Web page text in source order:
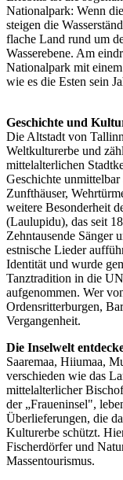
Nationalpark: Wenn
steigen die
flache Land rund um
Wasserebene. Am
Nationalpark mit
wie es die Esten sein
Geschichte und
Die Altstadt von
Weltkulturerbe und
mittelalterlichen
Geschichte
Zunfthäuser,
weitere Besonderheit
(Laulupidu), das seit
Zehntausende Sänger
estnische Lieder
Identität und wurde
Tanztradition in die
aufgenommen. Wer
Ordensritterburgen,
Vergangenheit.
Die Inselwelt
Saaremaa, Hiiumaa,
verschieden wie das
mittelalterlicher
der „Fraueninsel",
Überlieferungen, die
Kulturerbe schützt.
Fischerdörfer und
Massentourismus.